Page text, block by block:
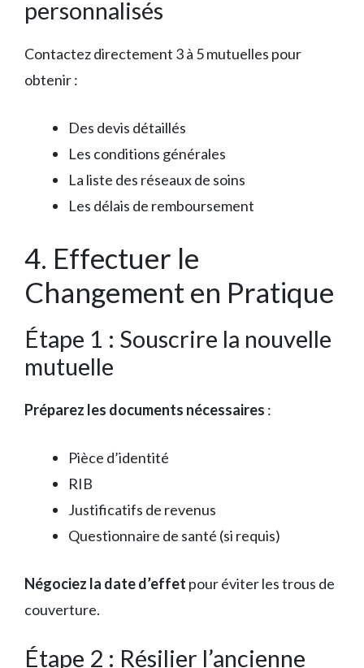
personnalisés
Contactez directement 3 à 5 mutuelles pour
obtenir :
Des devis détaillés
Les conditions générales
La liste des réseaux de soins
Les délais de remboursement
4. Effectuer le
Changement en Pratique
Étape 1 : Souscrire la nouvelle
mutuelle
Préparez les documents nécessaires :
Pièce d’identité
RIB
Justificatifs de revenus
Questionnaire de santé (si requis)
Négociez la date d’effet pour éviter les trous de
couverture.
Étape 2 : Résilier l’ancienne